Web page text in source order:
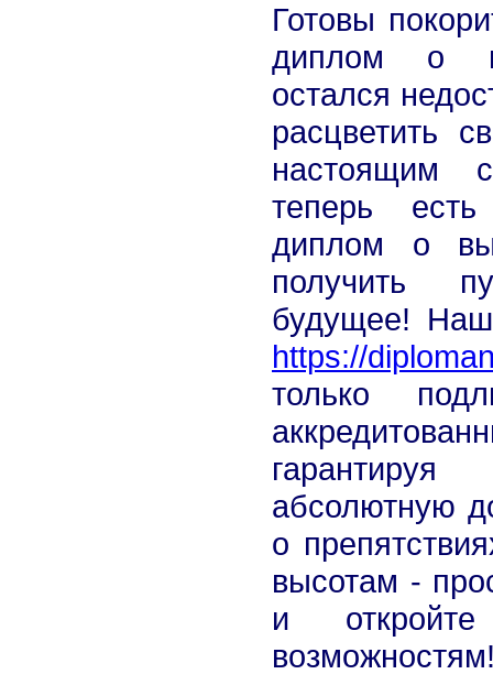
Готовы
диплом о
остался
расцветить
настоящим
теперь
диплом о
получить
будущее!
https://
только
абсолютную
о
высотам -
и